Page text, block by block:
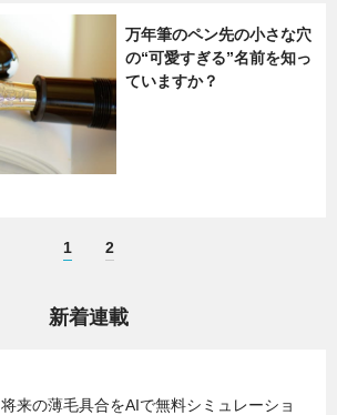
万年筆のペン先の小さな穴
の“可愛すぎる”名前を知っ
ていますか？
1 2
新着連載
将来の薄毛具合をAIで無料シミュレーショ